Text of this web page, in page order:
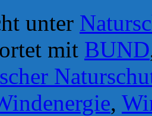
unter
mit BUND
,